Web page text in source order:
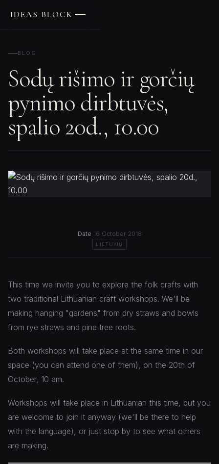
IDEAS BLOCK
BLOG
Sodų rišimo ir gorčių
pynimo dirbtuvės,
spalio 20d., 10.00
Date 16 October 2018
LIETUVIŲ
This time we invite you to explore the folk crafts with
two traditional Lithuanian craft workshops. We'll be
making hanging "gardens" from dry straws and bowls
from rye straws and pine tree roots.
Both workshops will take place at the same time in our
space (you can attend one of them), on the 20th of
October, 10 am.
Workshops will take place in Lithuanian this time, but you
are welcome to join it anyway (we'll be there to help
with the language), or just stop by to see what others
are making.